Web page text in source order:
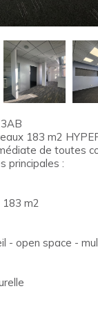
183 m2
de toutes
principales :
m2
- open space -